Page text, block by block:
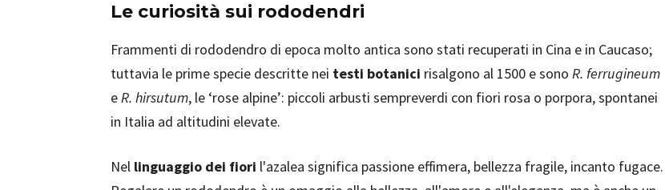
Le curiosità sui rododendri
Frammenti di rododendro di epoca molto antica sono stati recuperati in Cina e in Caucaso;
tuttavia le prime specie descritte nei testi botanici risalgono al 1500 e sono R. ferrugineum
eR. hirsutum, le ‘rose alpine’: piccoli arbusti sempreverdi con fiori rosa o porpora, spontanei
in Italia ad altitudini elevate.
Nel linguaggio dei fiori l'azalea significa passione effimera, bellezza fragile, incanto fugace.